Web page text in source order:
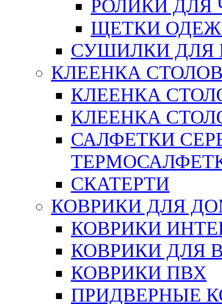
РОЛИКИ ДЛЯ
ЩЕТКИ
СУШИЛКИ ДЛЯ
КЛЕЕНКА
КЛЕЕНКА
КЛЕЕНКА
САЛФЕТКИ
СКАТЕРТИ
КОВРИКИ ДЛЯ
КОВРИКИ
КОВРИКИ ДЛЯ
КОВРИКИ ПВХ
ПРИДВЕРНЫЕ